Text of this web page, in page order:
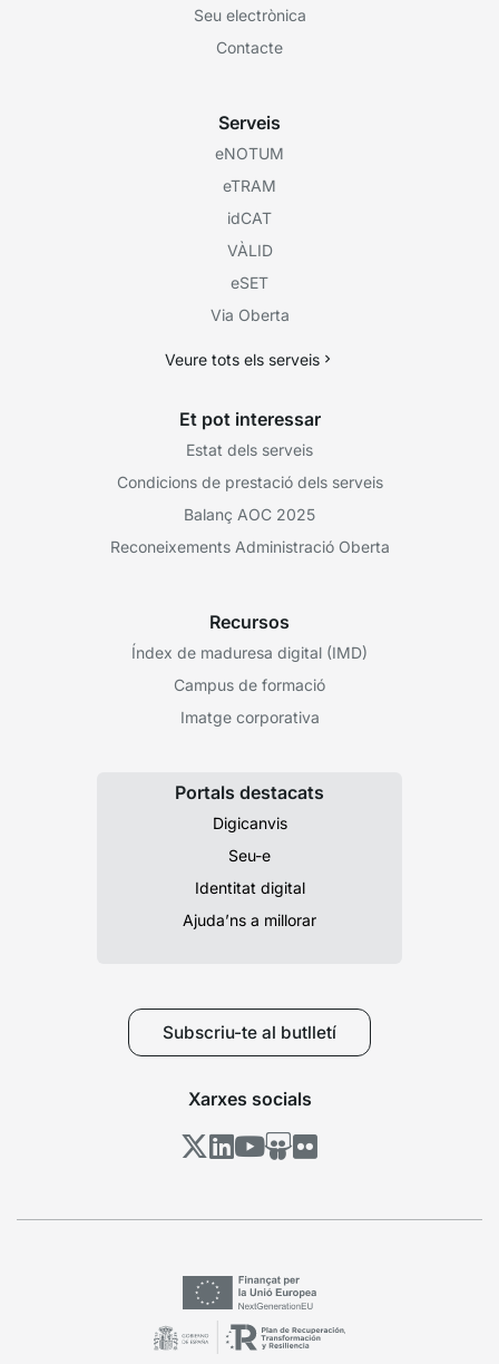
Seu electrònica
Contacte
Serveis
eNOTUM
eTRAM
idCAT
VÀLID
eSET
Via Oberta
Veure tots els serveis
Et pot interessar
Estat dels serveis
Condicions de prestació dels serveis
Balanç AOC 2025
Reconeixements Administració Oberta
Recursos
Índex de maduresa digital (IMD)
Campus de formació
Imatge corporativa
Portals destacats
Digicanvis
Seu-e
Identitat digital
Ajuda’ns a millorar
Subscriu-te al butlletí
Xarxes socials